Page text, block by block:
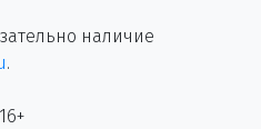
наличие
.